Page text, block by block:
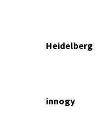
Heidelberg
innogy